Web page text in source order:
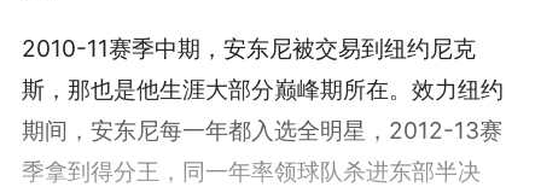
2010-11赛季中期，安东尼被交易到纽约尼克
斯，那也是他生涯大部分巅峰期所在。效力纽约
期间，安东尼每一年都入选全明星，2012-13赛
季拿到得分王，同一年率领球队杀进东部半决